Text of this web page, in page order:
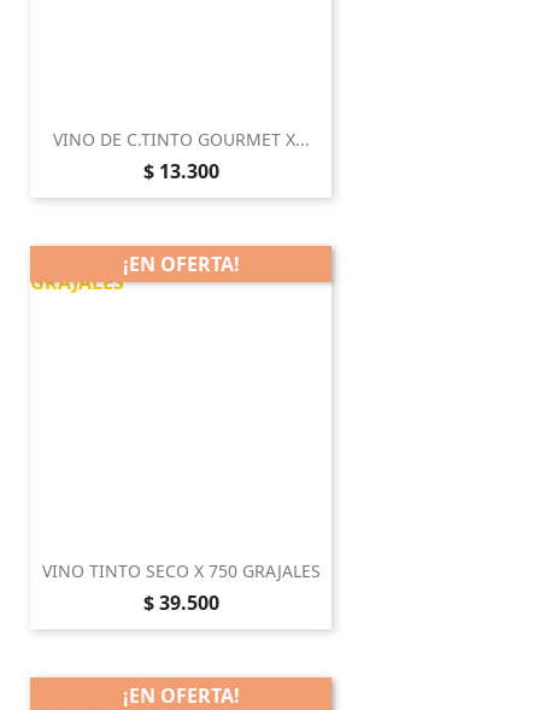
VINO DE C.TINTO GOURMET X...
Precio
$ 13.300
VINO TINTO SECO X 750 GRAJALES
Precio
$ 39.500
¡EN OFERTA!
¡EN OFERTA!